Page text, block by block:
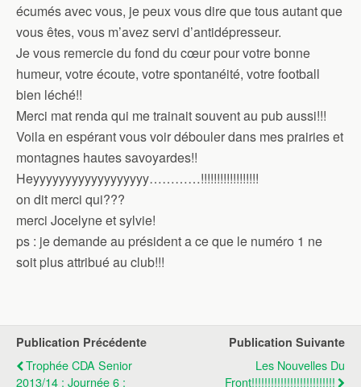
écumés avec vous, je peux vous dire que tous autant que
vous êtes, vous m’avez servi d’antidépresseur.
Je vous remercie du fond du cœur pour votre bonne
humeur, votre écoute, votre spontanéité, votre football
bien léché!!
Merci mat renda qui me trainait souvent au pub aussi!!!
Voila en espérant vous voir débouler dans mes prairies et
montagnes hautes savoyardes!!
Heyyyyyyyyyyyyyyyyyy…………!!!!!!!!!!!!!!!!!!
on dit merci qui???
merci Jocelyne et sylvie!
ps : je demande au président a ce que le numéro 1 ne
soit plus attribué au club!!!
Publication Précédente
Trophée CDA Senior
2013/14 : Journée 6 :
Publication Suivante
Les Nouvelles Du
Front!!!!!!!!!!!!!!!!!!!!!!!!!!